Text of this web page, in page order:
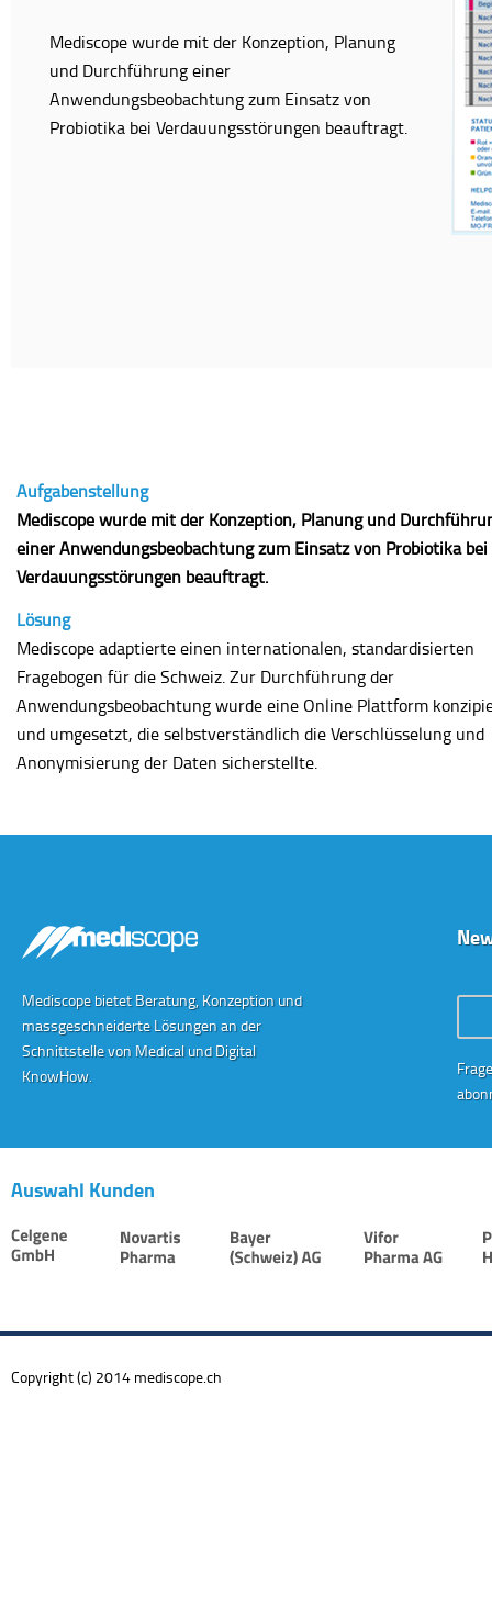
Mediscope wurde mit der Konzeption, Planung
und Durchführung einer
Anwendungsbeobachtung zum Einsatz von
Probiotika bei Verdauungsstörungen beauftragt.
Aufgabenstellung
Mediscope wurde mit der Konzeption, Planung und
einer Anwendungsbeobachtung zum Einsatz von Probiotika bei
Verdauungsstörungen beauftragt.
Lösung
Mediscope adaptierte einen internationalen, standardisierten
Fragebogen für die Schweiz. Zur Durchführung der
Anwendungsbeobachtung wurde eine Online Plattform
und umgesetzt, die selbstverständlich die Verschlüsselung und
Anonymisierung der Daten sicherstellte.
Mediscope bietet Beratung, Konzeption und
massgeschneiderte Lösungen an der
Schnittstelle von Medical und Digital
KnowHow.
Auswahl Kunden
Copyright (c) 2014 mediscope.ch